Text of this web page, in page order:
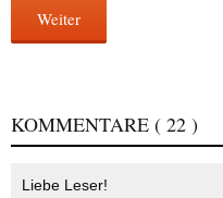
Weiter
KOMMENTARE ( 22 )
Liebe Leser!